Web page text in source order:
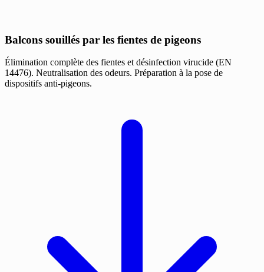
Balcons souillés par les fientes de pigeons
Élimination complète des fientes et désinfection virucide (EN
14476). Neutralisation des odeurs. Préparation à la pose de
dispositifs anti-pigeons.